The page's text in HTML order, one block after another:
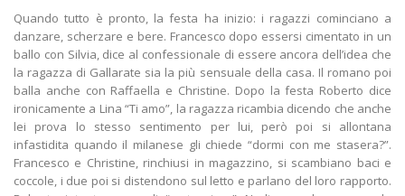
Quando tutto è pronto, la festa ha inizio: i ragazzi cominciano a
danzare, scherzare e bere. Francesco dopo essersi cimentato in un
ballo con Silvia, dice al confessionale di essere ancora dell’idea che
la ragazza di Gallarate sia la più sensuale della casa. Il romano poi
balla anche con Raffaella e Christine. Dopo la festa Roberto dice
ironicamente a Lina “Ti amo”, la ragazza ricambia dicendo che anche
lei prova lo stesso sentimento per lui, però poi si allontana
infastidita quando il milanese gli chiede “dormi con me stasera?”.
Francesco e Christine, rinchiusi in magazzino, si scambiano baci e
coccole, i due poi si distendono sul letto e parlano del loro rapporto.